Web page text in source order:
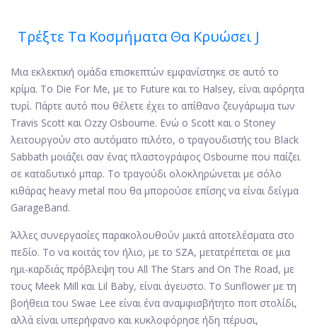
Τρέξτε Τα Κοσμήματα Θα Κρυώσει J
Μια εκλεκτική ομάδα επισκεπτών εμφανίστηκε σε αυτό το
κρίμα. Το Die For Me, με το Future και το Halsey, είναι αφόρητα
τυρί. Πάρτε αυτό που θέλετε έχει το απίθανο ζευγάρωμα των
Travis Scott και Ozzy Osbourne. Ενώ ο Scott και ο Stoney
λειτουργούν στο αυτόματο πιλότο, ο τραγουδιστής του Black
Sabbath μοιάζει σαν ένας πλαστογράφος Osbourne που παίζει
σε καταδυτικό μπαρ. Το τραγούδι ολοκληρώνεται με σόλο
κιθάρας heavy metal που θα μπορούσε επίσης να είναι δείγμα
GarageBand.
Άλλες συνεργασίες παρακολουθούν μικτά αποτελέσματα στο
πεδίο. Το να κοιτάς τον ήλιο, με το SZA, μετατρέπεται σε μια
ημι-καρδιάς πρόβλεψη του All The Stars and On The Road, με
τους Meek Mill και Lil Baby, είναι άγευστο. Το Sunflower με τη
βοήθεια του Swae Lee είναι ένα αναμφισβήτητο ποπ στολίδι,
αλλά είναι υπερήφανο και κυκλοφόρησε ήδη πέρυσι,